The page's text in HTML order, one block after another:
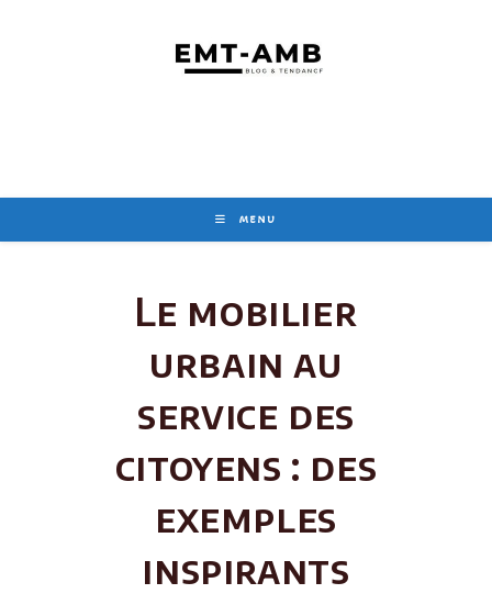
MENU
Le mobilier
urbain au
service des
citoyens : des
exemples
inspirants